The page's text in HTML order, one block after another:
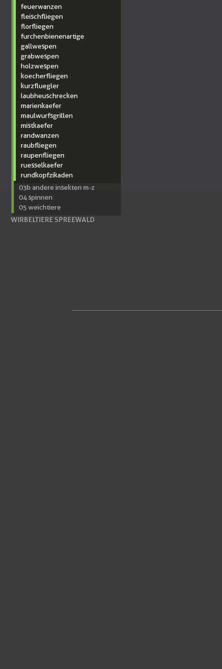
feuerwanzen
fleischfliegen
florfliegen
furchenbienenartige
gallwespen
grabwespen
holzwespen
koecherfliegen
kurzfluegler
laubheuschrecken
marienkaefer
maulwurfsgrillen
mistkaefer
randwanzen
raubfliegen
raupenfliegen
ruesselkaefer
rundkopfzikaden
03b andere insekten m-z
04 spinnen
05 weichtiere
WIRBELTIERE SPREEWALD